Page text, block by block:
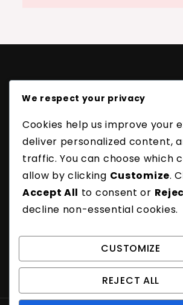
Política de protección de datos
Contacto
Nuestra historia
Términos y condiciones
Política de cookies
Categorías
Faltas Comunes en el Servicio
bádminton
Tipos de saques de bádminton
We respect your privacy
Cookies help us improve your
deliver personalized content,
traffic. You can choose which
allow by clicking Customize.
Accept All to consent or
decline non-essential cookies.
CUSTOMIZE
REJECT ALL